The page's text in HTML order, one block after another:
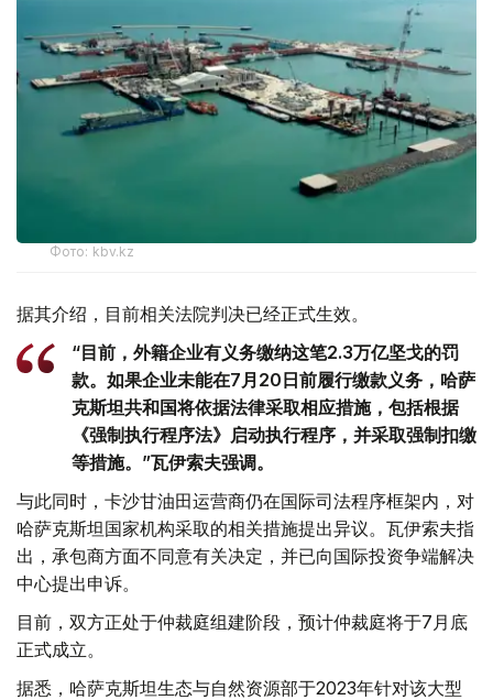
Фото: kbv.kz
据其介绍，目前相关法院判决已经正式生效。
“目前，外籍企业有义务缴纳这笔2.3万亿坚戈的罚
款。如果企业未能在7月20日前履行缴款义务，哈萨
克斯坦共和国将依据法律采取相应措施，包括根据
《强制执行程序法》启动执行程序，并采取强制扣缴
等措施。”瓦伊索夫强调。
与此同时，卡沙甘油田运营商仍在国际司法程序框架内，对
哈萨克斯坦国家机构采取的相关措施提出异议。瓦伊索夫指
出，承包商方面不同意有关决定，并已向国际投资争端解决
中心提出申诉。
目前，双方正处于仲裁庭组建阶段，预计仲裁庭将于7月底
正式成立。
据悉，哈萨克斯坦生态与自然资源部于2023年针对该大型